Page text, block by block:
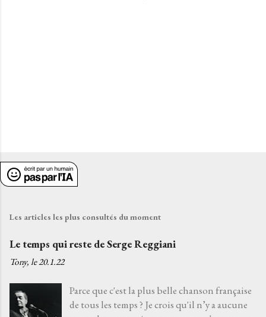
Les articles les plus consultés du moment
Le temps qui reste de Serge Reggiani
Tony, le20.1.22
Parce que c'est la plus belle chanson française
de tous les temps ? Je crois qu'il n’y a aucune